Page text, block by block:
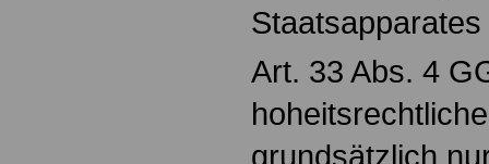
Art. 33 Abs. 4
grundsätzlich